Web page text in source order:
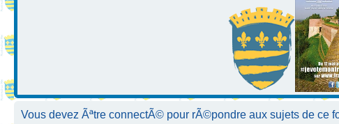
Vous devez Ãªtre connectÃ© pour rÃ©pondre aux sujets de ce